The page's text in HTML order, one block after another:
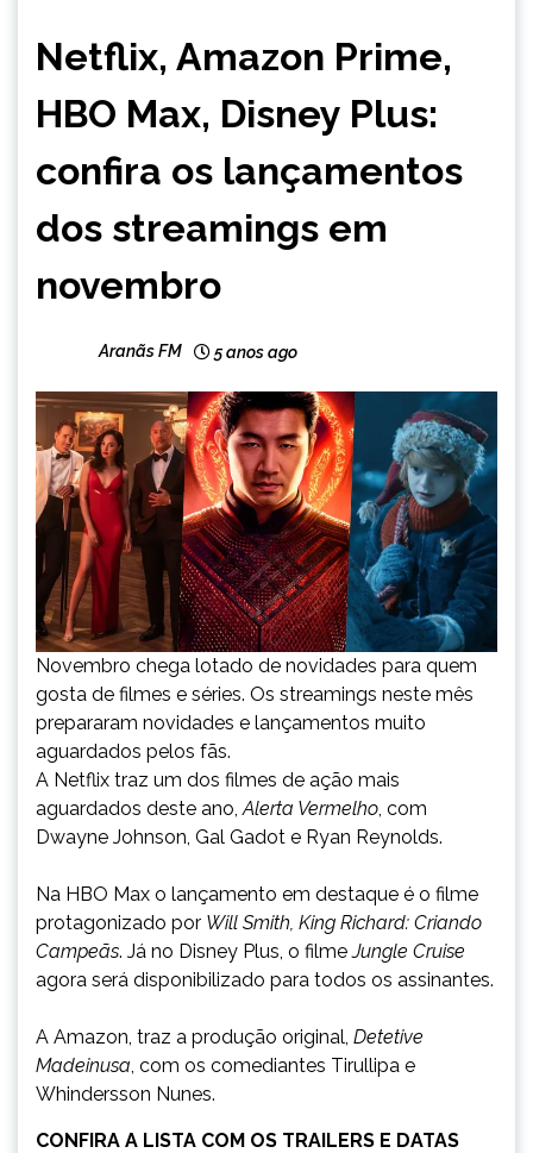
Netflix, Amazon Prime,
HBO Max, Disney Plus:
confira os lançamentos
dos streamings em
novembro
Aranãs FM 5 anos ago
Novembro chega lotado de novidades para quem
gosta de filmes e séries. Os streamings neste mês
prepararam novidades e lançamentos muito
aguardados pelos fãs.
A Netflix traz um dos filmes de ação mais
aguardados deste ano, Alerta Vermelho , com
Dwayne Johnson, Gal Gadot e Ryan Reynolds.
Na HBO Max o lançamento em destaque é o filme
protagonizado por Will Smith, King Richard: Criando
Campeãs. Já no Disney Plus, o filmeJungle Cruise
agora será disponibilizado para todos os assinantes.
A Amazon, traz a produção original, Detetive
Madeinusa , com os comediantes Tirullipa e
Whindersson Nunes.
CONFIRA A LISTA COM OS TRAILERS E DATAS